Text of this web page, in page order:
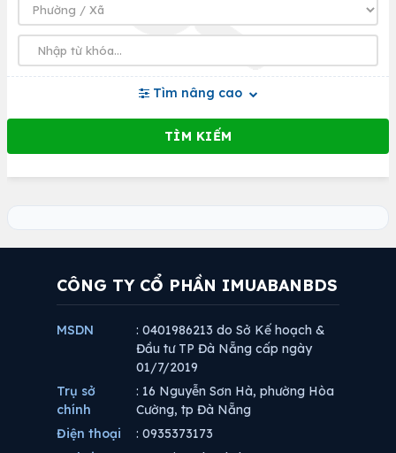
Tìm nâng cao
CÔNG TY CỔ PHẦN IMUABANBDS
MSDN
: 0401986213 do Sở Kế hoạch &
Đầu tư TP Đà Nẵng cấp ngày
01/7/2019
Trụ sở
chính
: 16 Nguyễn Sơn Hà, phường Hòa
Cường, tp Đà Nẵng
Điện thoại
: 0935373173